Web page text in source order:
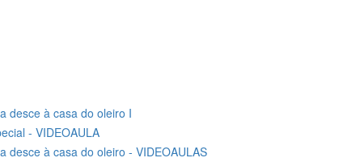
desce à casa do oleiro I
- VIDEOAULA
desce à casa do oleiro - VIDEOAULAS